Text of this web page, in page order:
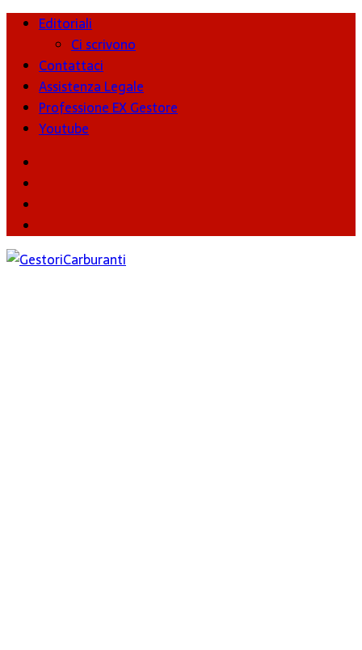
Editoriali
Ci scrivono
Contattaci
Assistenza Legale
Professione EX Gestore
Youtube